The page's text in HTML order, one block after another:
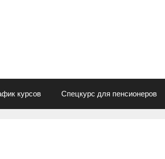
курсов Спецкурс для пенсионеров